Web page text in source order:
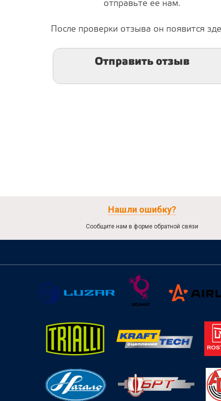
отправьте ее нам.
После проверки отзыва он появится
Отправить отзыв
Нашли ошибку?
Сообщите нам в форме обратной связи